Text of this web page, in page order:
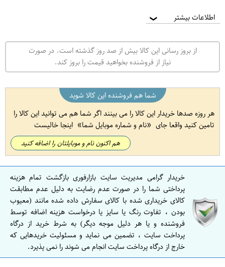
اطلاعات بیشتر ❯
از بروز رسانی این کالا بیش از صد روز گذشته است. در صورت
نیاز از فروشنده بخواهید قیمت را بروز کند.
شما هم فروشنده این کالا شوید
هر روزه صدها خریدار این کالا را می بینند اگر شما هم می توانید این کالا را
تامین کنید واقعا جای
نام و شماره موبایل شما اینجا خالیست
هم اکنون نام و موبایلتان را اضافه کنید
خریدار گرامی مدیریت سایت بازارفوری بازگشت تمام هزینه
پرداختی شما را در صورت عدم رضایت به دلیل عدم مطابقت
کالای خریداری شده با کالای سفارش داده شده مانند (معیوب
بودن ، تفاوت رنگ یا سایز یا درخواست هزینه اضافه توسط
فروشنده و یا هر دلیل موجه دیگر) به شرط خرید از درگاه
پرداخت سایت ، تضمین می نماید و مسئولیت خریدهایی که
خارج از درگاه پرداخت سایت انجام می شوند را نمی پذیرد.